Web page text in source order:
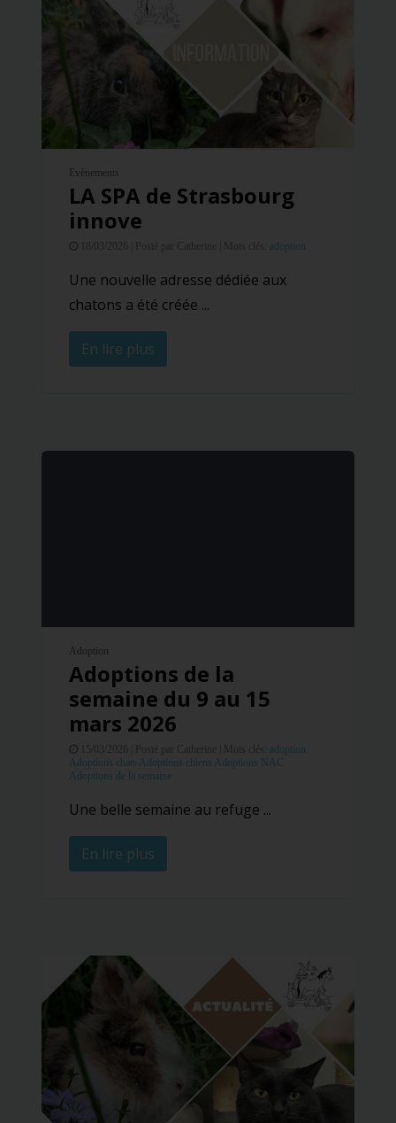
Evènements
LA SPA de Strasbourg
innove
Posté par Catherine | adoption
Une nouvelle adresse dédiée aux
chatons a été créée ...
En lire plus
Adoption
Adoptions de la
semaine du 9 au 15
mars 2026
Posté par Catherine |
adoption
Adoptions chats Adoptions chiens Adoptions NAC
Adoptions de la semaine
Une belle semaine au refuge ...
En lire plus